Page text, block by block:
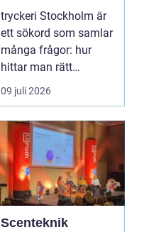
och förtroende
tryckeri Stockholm är
ett sökord som samlar
många frågor: hur
hittar man rätt
leverantör, vad skilje...
09 juli 2026
Scenteknik